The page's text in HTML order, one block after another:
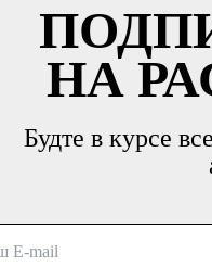
НА
Будте в курсе